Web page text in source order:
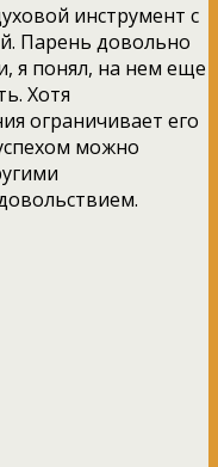
инструмент с
Парень довольно
я понял, на нем еще
Хотя
ограничивает его
можно